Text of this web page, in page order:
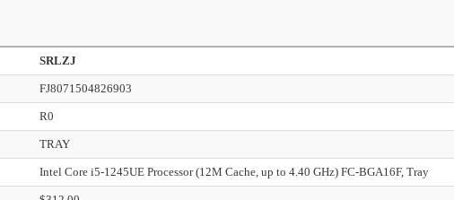
SRLZJ
FJ8071504826903
R0
TRAY
Intel Core i5-1245UE Processor (12M Cache, up to 4.40 GHz) FC-BGA16F, Tray